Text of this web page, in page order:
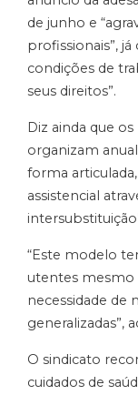
de junho e
profissionais”,
condições de
seus direitos”.
Diz ainda que
organizam
forma
assistencial
“Este modelo
utentes mesmo
necessidade de
generalizadas”,
O sindicato
cuidados de